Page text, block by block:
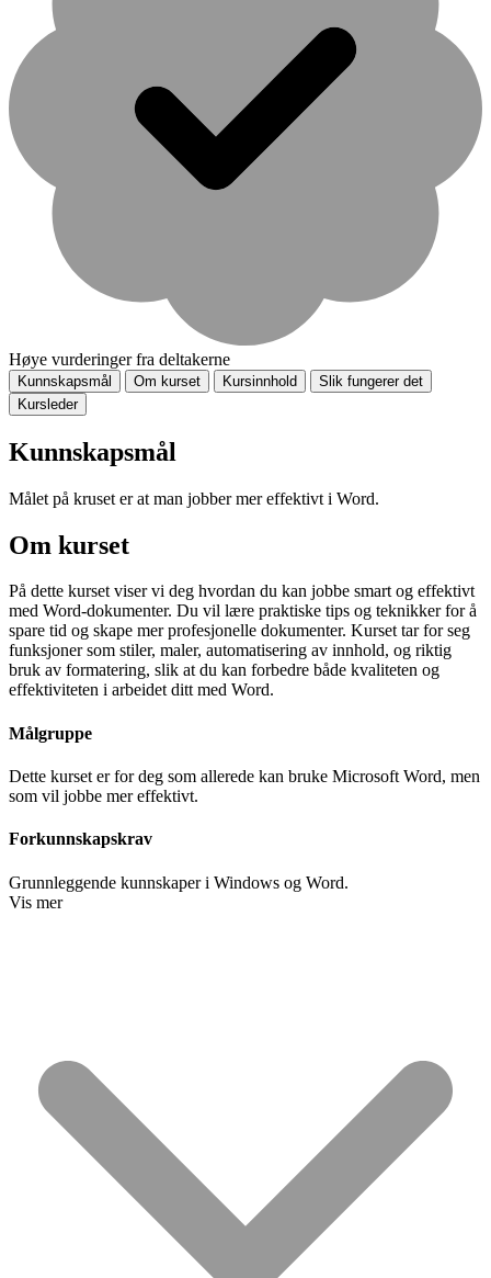
Høye vurderinger fra deltakerne
Kunnskapsmål Om kurset Kursinnhold
Slik fungerer det
Kursleder
Kunnskapsmål
Målet på kruset er at man jobber mer effektivt i Word.
Om kurset
På dette kurset viser vi deg hvordan du kan jobbe smart og effektivt
med Word-dokumenter. Du vil lære praktiske tips og teknikker for å
spare tid og skape mer profesjonelle dokumenter. Kurset tar for seg
funksjoner som stiler, maler, automatisering av innhold, og riktig
bruk av formatering, slik at du kan forbedre både kvaliteten og
effektiviteten i arbeidet ditt med Word.
Målgruppe
Dette kurset er for deg som allerede kan bruke Microsoft Word, men
som vil jobbe mer effektivt.
Forkunnskapskrav
Grunnleggende kunnskaper i Windows og Word.
Vis mer